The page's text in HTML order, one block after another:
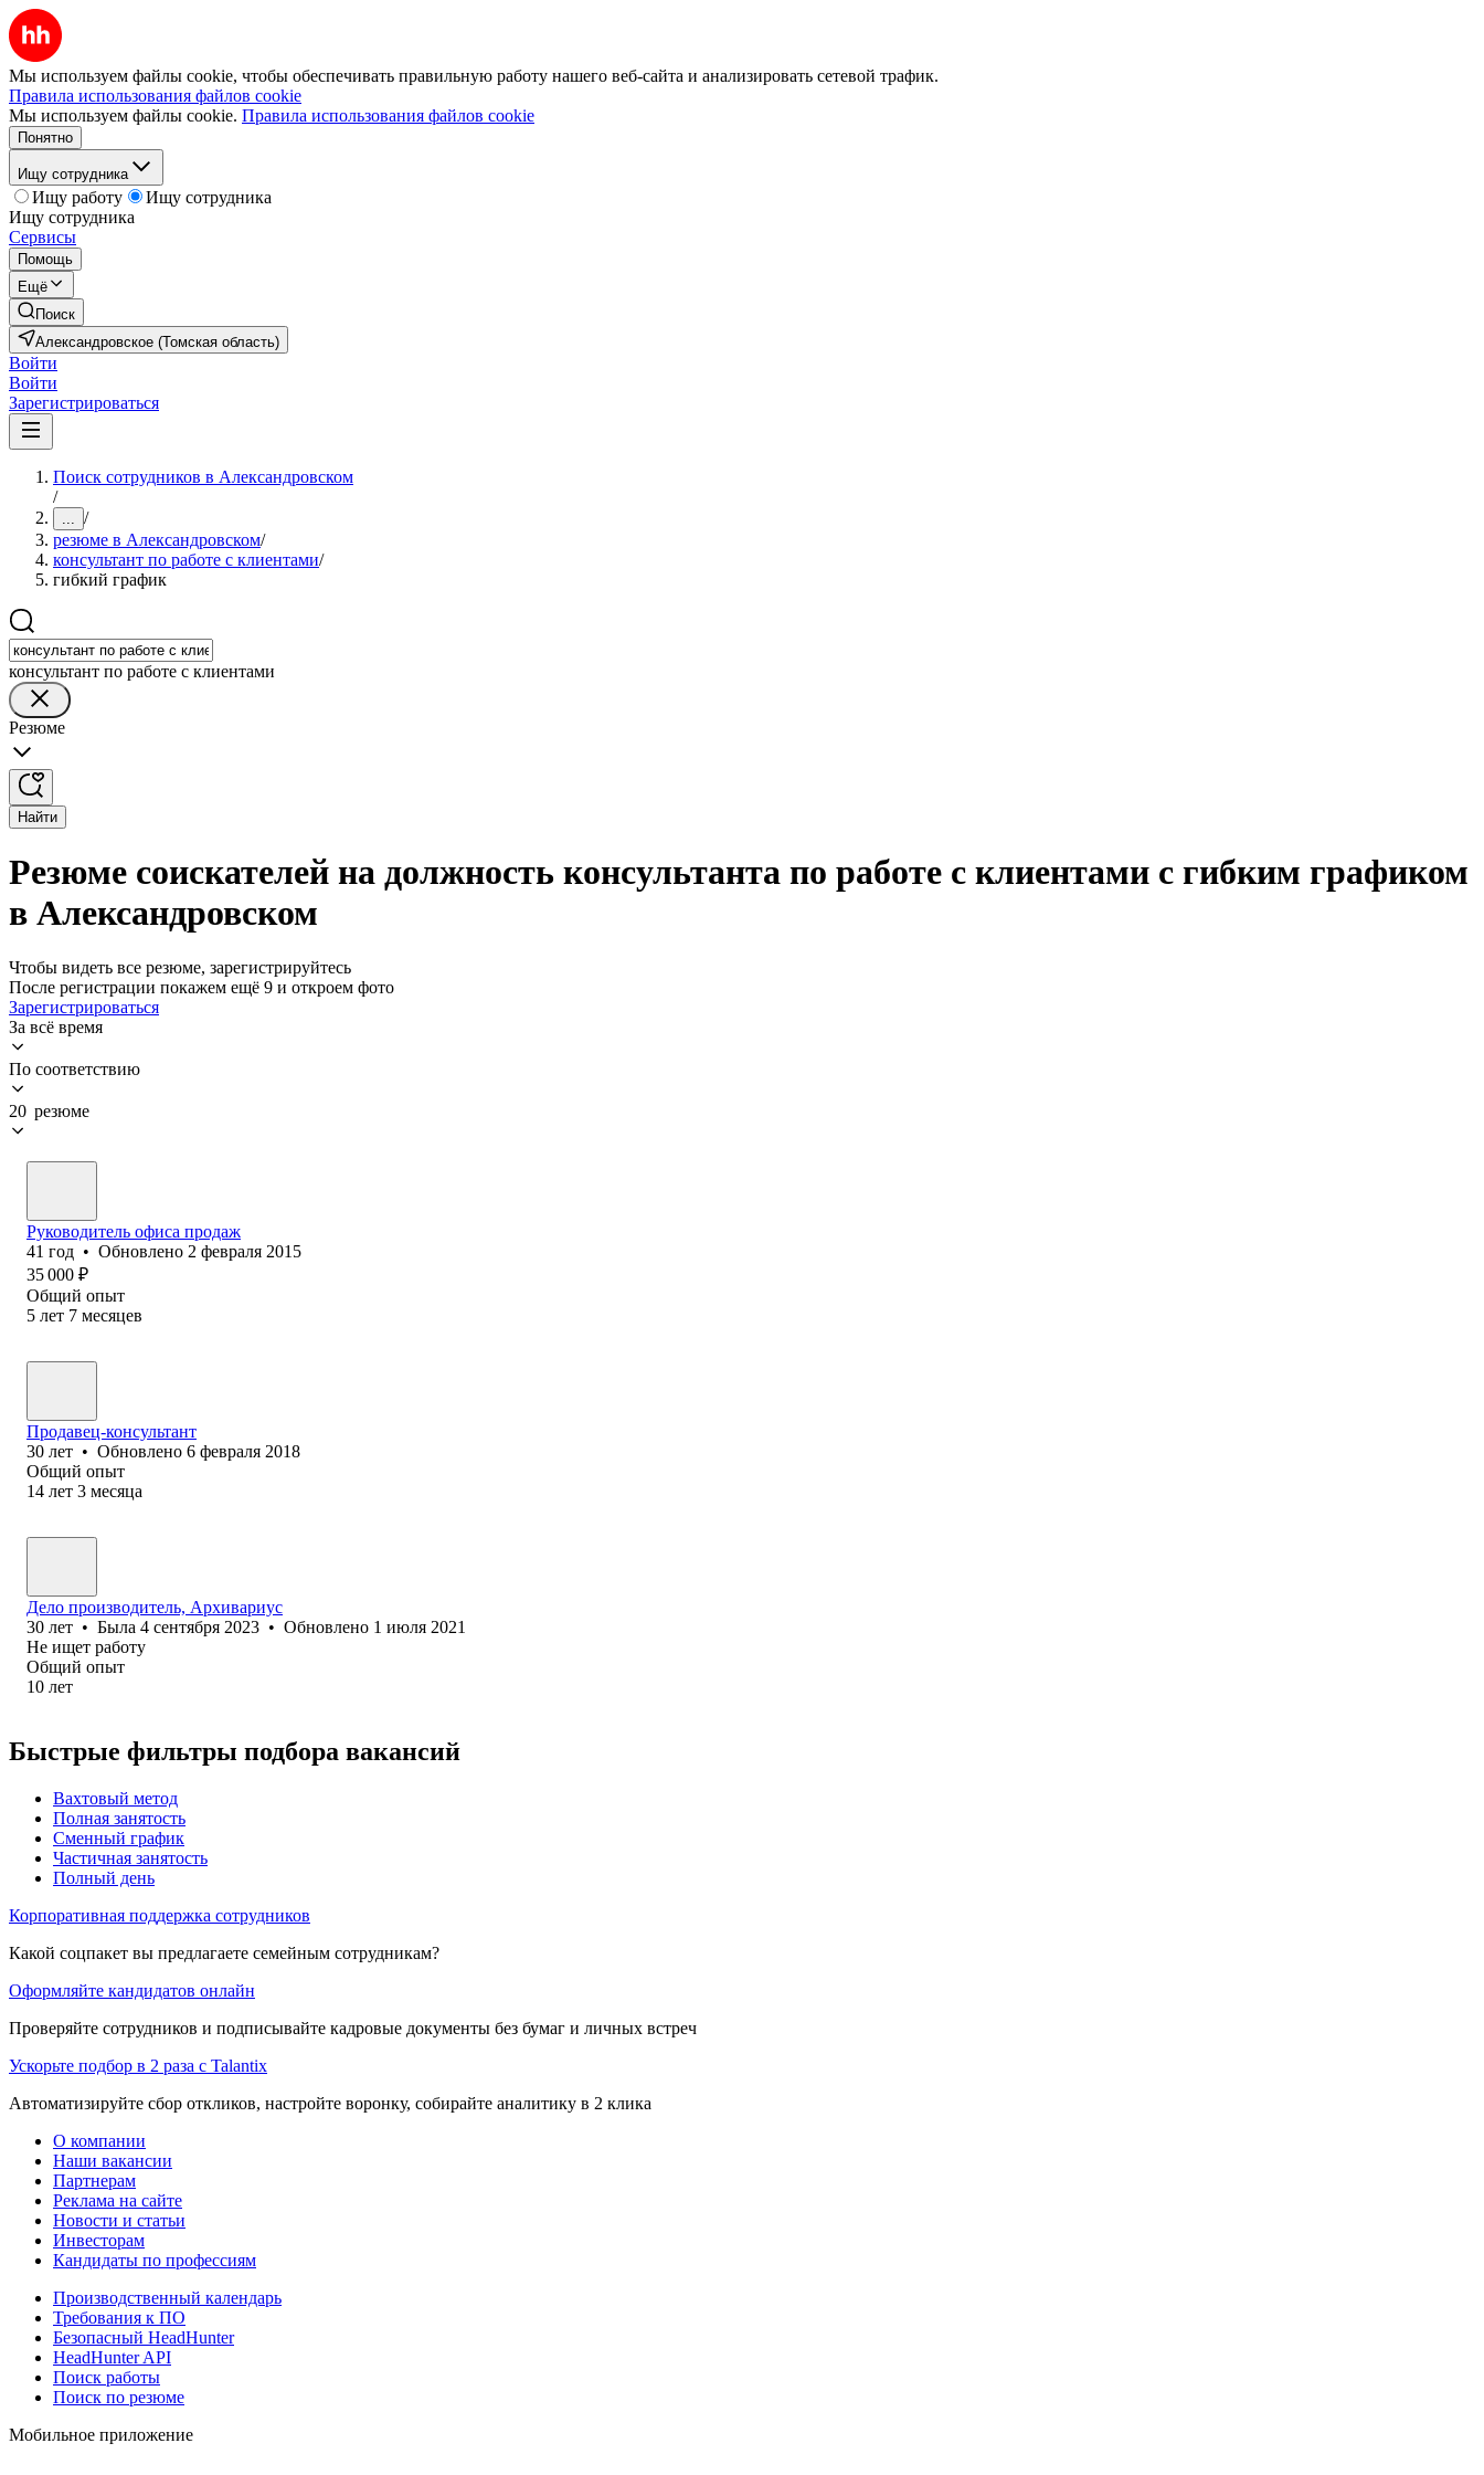
Мы используем файлы cookie, чтобы обеспечивать правильную работу нашего веб-сайта и анализировать сетевой трафик.
Правила использования файлов cookie
Мы используем файлы cookie. Правила использования файлов cookie
Понятно
Ищу сотрудника
Ищу работу
Ищу сотрудника
Ищу сотрудника
Сервисы
Помощь
Ещё
Поиск
Александровское (Томская область)
Войти
Войти
Зарегистрироваться
Поиск сотрудников в Александровском
/
... /
резюме в Александровском/
консультант по работе с клиентами/
гибкий график
консультант по работе с клиентами
Резюме
Найти
Резюме соискателей на должность консультанта по работе с клиентами с гибким графиком
в Александровском
Чтобы видеть все резюме, зарегистрируйтесь
После регистрации покажем ещё 9 и откроем фото
Зарегистрироваться
За всё время
По соответствию
20 резюме
Руководитель офиса продаж
41 год • Обновлено 2 февраля 2015
35 000 ₽
Общий опыт
5 лет 7 месяцев
Продавец-консультант
30 лет • Обновлено 6 февраля 2018
Общий опыт
14 лет 3 месяца
Дело производитель, Архивариус
30 лет • Была 4 сентября 2023 • Обновлено 1 июля 2021
Не ищет работу
Общий опыт
10 лет
Быстрые фильтры подбора вакансий
Вахтовый метод
Полная занятость
Сменный график
Частичная занятость
Полный день
Корпоративная поддержка сотрудников
Какой соцпакет вы предлагаете семейным сотрудникам?
Оформляйте кандидатов онлайн
Проверяйте сотрудников и подписывайте кадровые документы без бумаг и личных встреч
Ускорьте подбор в 2 раза с Talantix
Автоматизируйте сбор откликов, настройте воронку, собирайте аналитику в 2 клика
О компании
Наши вакансии
Партнерам
Реклама на сайте
Новости и статьи
Инвесторам
Кандидаты по профессиям
Производственный календарь
Требования к ПО
Безопасный HeadHunter
HeadHunter API
Поиск работы
Поиск по резюме
Мобильное приложение